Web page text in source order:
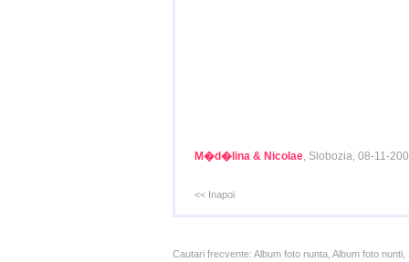
M�d�lina & Nicolae, Slobozia, 08-11-
<< Inapoi
Cautari frecvente: Album foto nunta, Album foto